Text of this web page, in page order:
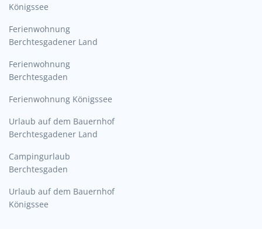
Königssee
Ferienwohnung
Berchtesgadener Land
Ferienwohnung
Berchtesgaden
Ferienwohnung Königssee
Urlaub auf dem Bauernhof
Berchtesgadener Land
Campingurlaub
Berchtesgaden
Urlaub auf dem Bauernhof
Königssee